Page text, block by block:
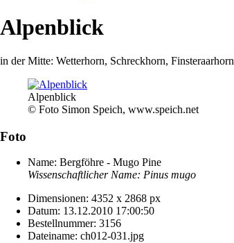
Alpenblick
in der Mitte: Wetterhorn, Schreckhorn, Finsteraarhorn
Alpenblick
© Foto Simon Speich, www.speich.net
Foto
Name: Bergföhre - Mugo Pine
Wissenschaftlicher Name: Pinus mugo
Dimensionen: 4352 x 2868 px
Datum: 13.12.2010 17:00:50
Bestellnummer: 3156
Dateiname: ch012-031.jpg